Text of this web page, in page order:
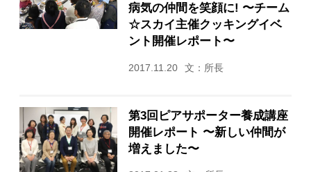
病気の仲間を笑顔に! 〜チーム
☆スカイ主催クッキングイベ
ント開催レポート〜
2017.11.20 文：所長
第3回ピアサポーター養成講座
開催レポート 〜新しい仲間が
増えました〜